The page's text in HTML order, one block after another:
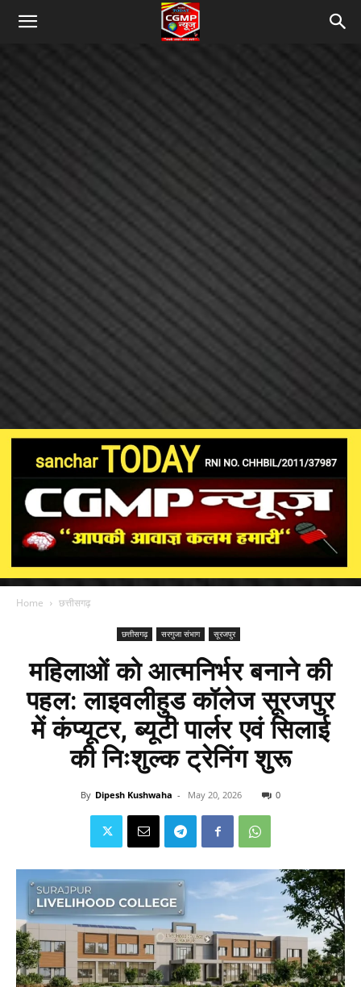
Home छत्तीसगढ़
छत्तीसगढ़ सरगुजा संभाग सूरजपुर
महिलाओं को आत्मनिर्भर बनाने की
पहल: लाइवलीहुड कॉलेज सूरजपुर
में कंप्यूटर, ब्यूटी पार्लर एवं सिलाई
की निःशुल्क ट्रेनिंग शुरू
By Dipesh Kushwaha - May 20, 2026 0